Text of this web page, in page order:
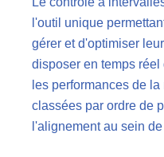
l'outil unique
gérer et d'optimiser
disposer en temps
les performances de
classées par ordre de
l'alignement au sein